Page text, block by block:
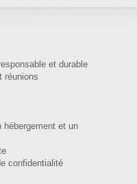
et durable
réunions
hébergement et un
confidentialité